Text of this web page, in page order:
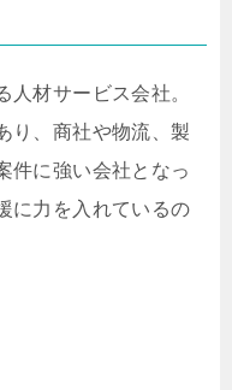
材サービス会社。
り、商社や物流、製
件に強い会社となっ
に力を入れているの